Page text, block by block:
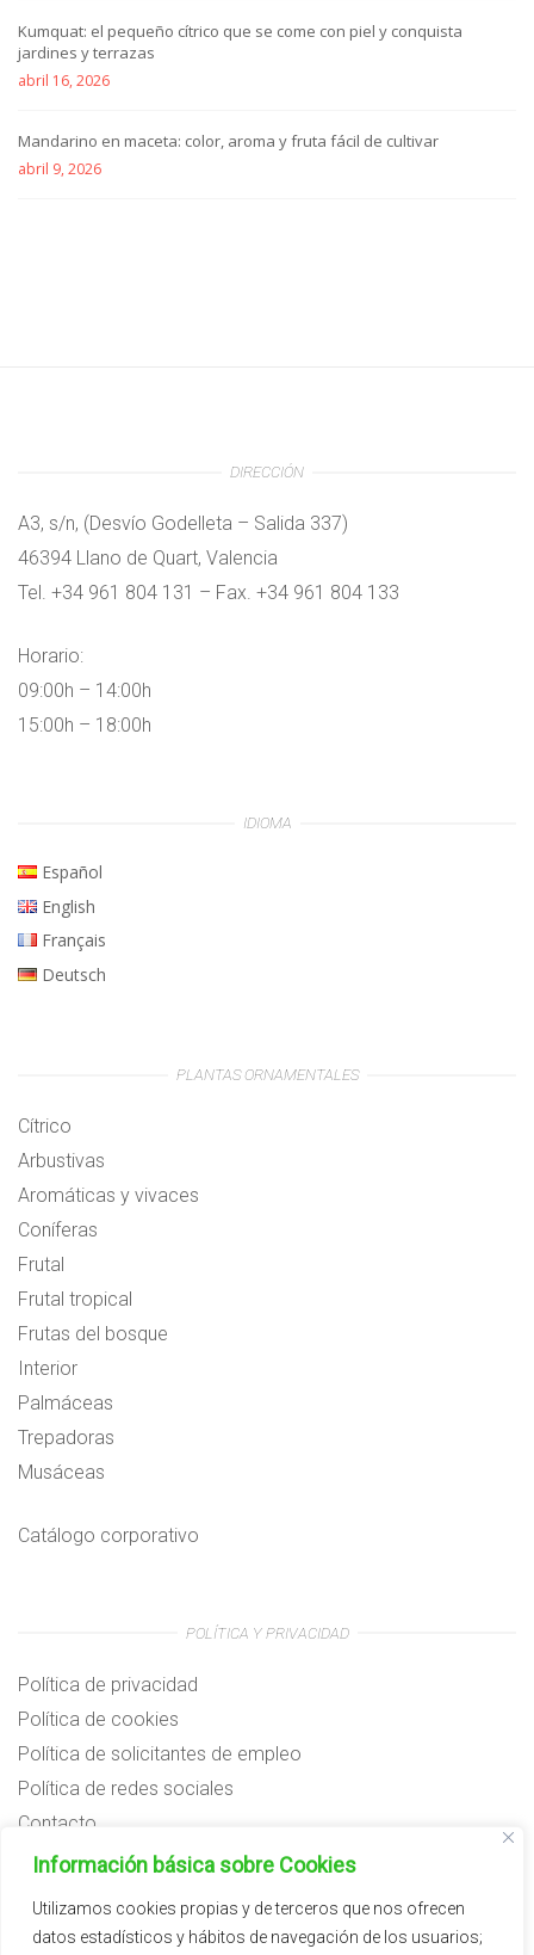
Información básica sobre Cookies
Utilizamos cookies propias y de terceros que nos ofrecen
datos estadísticos y hábitos de navegación de los usuarios;
Kumquat: el pequeño cítrico que se come con piel y conquista
jardines y terrazas
abril 16, 2026
Mandarino en maceta: color, aroma y fruta fácil de cultivar
abril 9, 2026
DIRECCIÓN
A3, s/n, (Desvío Godelleta – Salida 337)
46394 Llano de Quart, Valencia
Tel. +34 961 804 131 – Fax. +34 961 804 133
Horario:
09:00h – 14:00h
15:00h – 18:00h
IDIOMA
Español
English
Français
Deutsch
PLANTAS ORNAMENTALES
Cítrico
Arbustivas
Aromáticas y vivaces
Coníferas
Frutal
Frutal tropical
Frutas del bosque
Interior
Palmáceas
Trepadoras
Musáceas
Catálogo corporativo
POLÍTICA Y PRIVACIDAD
Política de privacidad
Política de cookies
Política de solicitantes de empleo
Política de redes sociales
Contacto
Preguntas frecuentes